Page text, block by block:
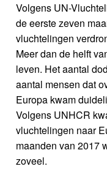
Volgens UN-
de eerste zeven
vluchtelingen
Meer dan de helft
leven. Het aantal
aantal mensen dat
Europa kwam
Volgens UNHCR
vluchtelingen naar
maanden van 2017
zoveel.